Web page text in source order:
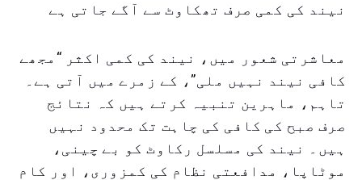
نیند کی کمی صرف تھکاوٹ سے آگے جاتی ہے
معاشرتی شعور میں، نیند کی کمی اکثر “مجھے
کافی نیند نہیں ملی”، کے زمرے میں آتی ہے۔
تاہم، ماہرین تنبیہ کرتے ہیں کہ نتائج
صرف صبح کی کافی کی چاہت تک محدود نہیں
ہیں۔ نیند کی مسلسل رکاوٹ کو بے چینی،
موٹاپا، مدافعتی نظام کی کمزوری، اور کام